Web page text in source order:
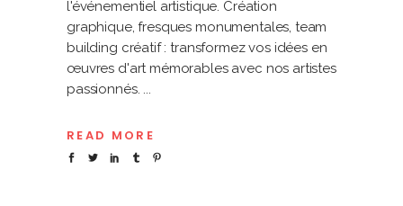
l'événementiel artistique. Création
graphique, fresques monumentales, team
building créatif : transformez vos idées en
œuvres d'art mémorables avec nos artistes
passionnés.
READ MORE